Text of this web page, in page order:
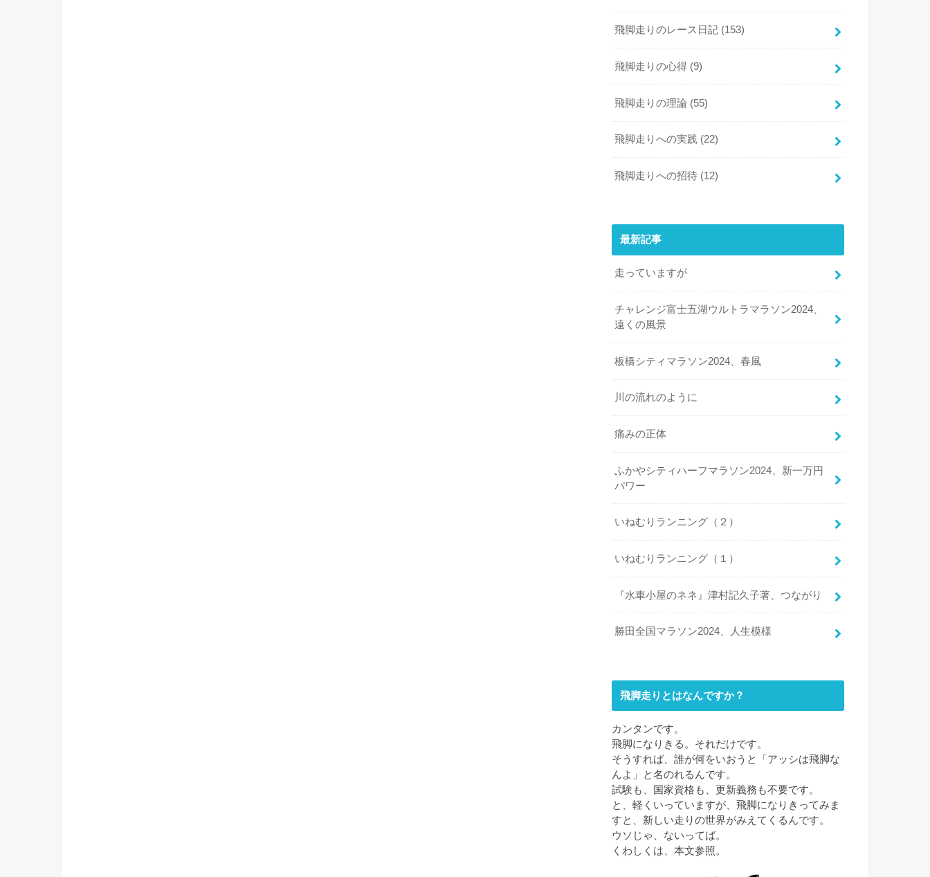
飛脚走りのレース日記 (153)
飛脚走りの心得 (9)
飛脚走りの理論 (55)
飛脚走りへの実践 (22)
飛脚走りへの招待 (12)
最新記事
走っていますが
チャレンジ富士五湖ウルトラマラソン2024、
遠くの風景
板橋シティマラソン2024、春風
川の流れのように
痛みの正体
ふかやシティハーフマラソン2024、新一万円
パワー
いねむりランニング（２）
いねむりランニング（１）
『水車小屋のネネ』津村記久子著、つながり
勝田全国マラソン2024、人生模様
飛脚走りとはなんですか？
カンタンです。
飛脚になりきる。それだけです。
そうすれば、誰が何をいおうと「アッシは飛脚な
んよ」と名のれるんです。
試験も、国家資格も、更新義務も不要です。
と、軽くいっていますが、飛脚になりきってみま
すと、新しい走りの世界がみえてくるんです。
ウソじゃ、ないってば。
くわしくは、本文参照。